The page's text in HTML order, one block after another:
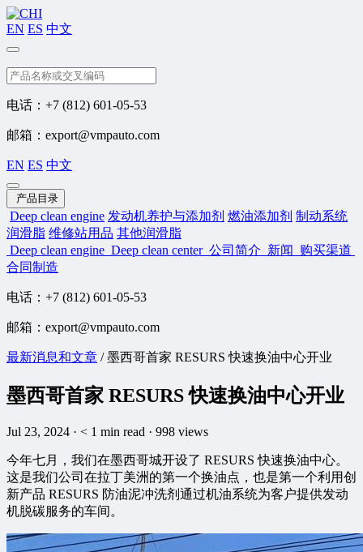
EN ES 中文
搜索
电话：+7 (812) 601-05-53
邮箱：export@vmpauto.com
EN ES 中文
产品目录
Deep clean engine 发动机养护与添加剂 燃油添加剂 制动系统
润滑脂 维修站用品 其他润滑脂
Deep clean engine Deep clean center 公司简介 新闻
购买渠道
合同制造
电话：+7 (812) 601-05-53
邮箱：export@vmpauto.com
最新消息和文章 / 墨西哥首家 RESURS 快速换油中心开业
墨西哥首家 RESURS 快速换油中心开业
Jul 23, 2024 · < 1 min read · 998 views
今年七月，我们在墨西哥城开设了 RESURS 快速换油中心。
这是我们公司在拉丁美洲的第一个换油点，也是第一个利用创
新产品 RESURS 防油泥冲洗剂通过机油系统为客户提供发动
机脱碳服务的车间。